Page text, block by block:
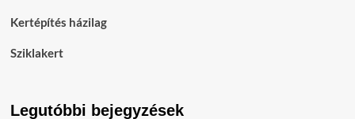
Kertépítés házilag
Sziklakert
Legutóbbi bejegyzések